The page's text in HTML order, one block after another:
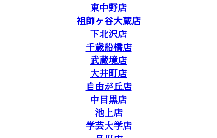
東中野店
祖師ヶ谷大蔵店
下北沢店
千歳船橋店
武蔵境店
大井町店
自由が丘店
中目黒店
池上店
学芸大学店